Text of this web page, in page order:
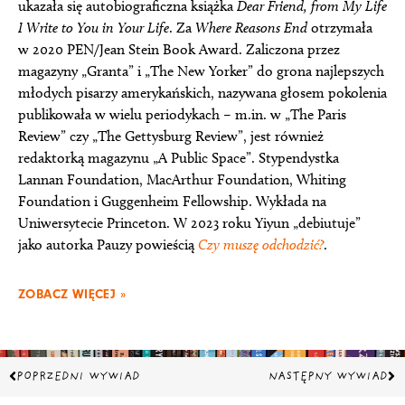
ukazała się autobiograficzna książkaDear Friend, from My Life
I Write to You in Your Life. Za Where Reasons End otrzymała
w 2020 PEN/Jean Stein Book Award. Zaliczona przez
magazyny „Granta” i „The New Yorker” do grona najlepszych
młodych pisarzy amerykańskich, nazywana głosem pokolenia
publikowała w wielu periodykach – m.in. w „The Paris
Review” czy „The Gettysburg Review”, jest również
redaktorką magazynu „A Public Space”. Stypendystka
Lannan Foundation, MacArthur Foundation, Whiting
Foundation i Guggenheim Fellowship. Wykłada na
Uniwersytecie Princeton. W 2023 roku Yiyun „debiutuje”
jako autorka Pauzy powieściąCzy muszę odchodzić?.
ZOBACZ WIĘCEJ »
Prev
POPRZEDNI WYWIAD NASTĘPNY WYWIAD